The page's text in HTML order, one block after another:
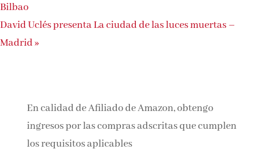
Bilbao
David Uclés presenta La ciudad de las luces muertas –
Madrid»
En calidad de Afiliado de Amazon, obtengo
ingresos por las compras adscritas que cumplen
los requisitos aplicables